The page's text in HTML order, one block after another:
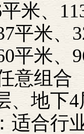
米、
平米、
平米、
意组合
、地下4
适合行